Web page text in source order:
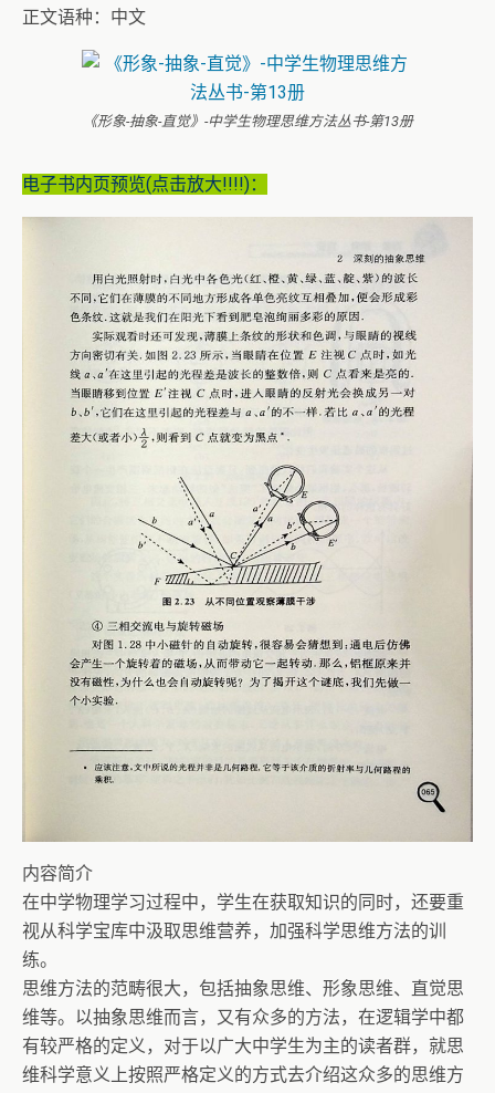
正文语种：中文
《形象-抽象-直觉》-中学生物理思维方法丛书-第13册
电子书内页预览(点击放大!!!!)：
内容简介
在中学物理学习过程中，学生在获取知识的同时，还要重
视从科学宝库中汲取思维营养，加强科学思维方法的训
练。
思维方法的范畴很大，包括抽象思维、形象思维、直觉思
维等。以抽象思维而言，又有众多的方法，在逻辑学中都
有较严格的定义，对于以广大中学生为主的读者群，就思
维科学意义上按照严格定义的方式去介绍这众多的思维方